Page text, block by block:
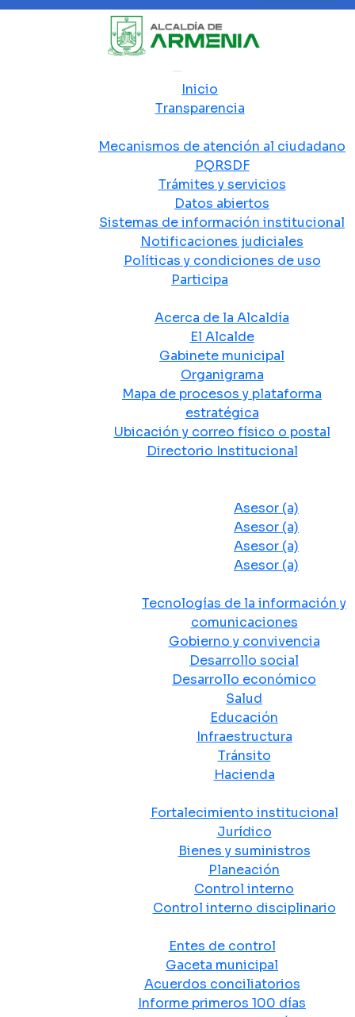
Inicio
Transparencia
Mecanismos de atención al ciudadano
PQRSDF
Trámites y servicios
Datos abiertos
Sistemas de información institucional
Notificaciones judiciales
Políticas y condiciones de uso
Participa
Acerca de la Alcaldía
El Alcalde
Gabinete municipal
Organigrama
Mapa de procesos y plataforma
estratégica
Ubicación y correo físico o postal
Directorio Institucional
Asesor (a)
Asesor (a)
Asesor (a)
Asesor (a)
Tecnologías de la información y
comunicaciones
Gobierno y convivencia
Desarrollo social
Desarrollo económico
Salud
Educación
Infraestructura
Tránsito
Hacienda
Fortalecimiento institucional
Jurídico
Bienes y suministros
Planeación
Control interno
Control interno disciplinario
Entes de control
Gaceta municipal
Acuerdos conciliatorios
Informe primeros 100 días